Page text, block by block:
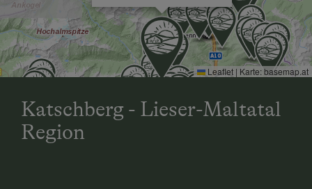
Leaflet | Karte:basemap.at
Katschberg - Lieser-Maltatal
Region